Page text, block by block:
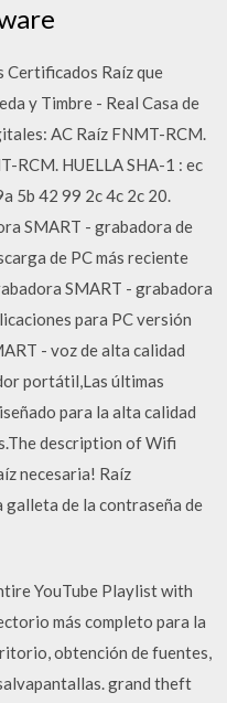
Certificados Raíz que
y Timbre - Real Casa de
AC Raíz FNMT-RCM.
RCM. HUELLA SHA-1 : ec
5b 42 99 2c 4c 2c 20.
SMART - grabadora de
de PC más reciente
SMART - grabadora
para PC versión
- voz de alta calidad
portátil,Las últimas
para la alta calidad
description of Wifi
necesaria! Raíz
galleta de la contraseña de
YouTube Playlist with
más completo para la
obtención de fuentes,
grand theft